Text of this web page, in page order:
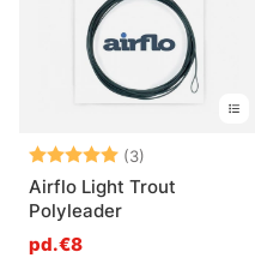
Note: (3)
Airflo Light Trout
Polyleader
pd.€8